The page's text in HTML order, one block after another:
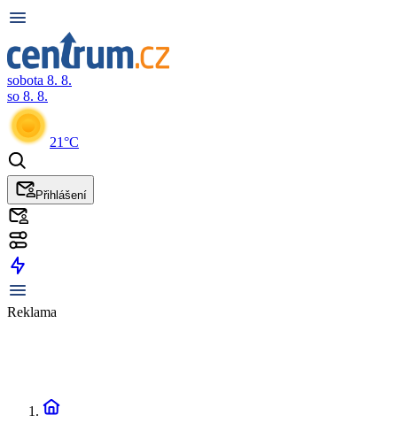
sobota 8. 8.
so 8. 8.
21°C
Přihlášení
Reklama